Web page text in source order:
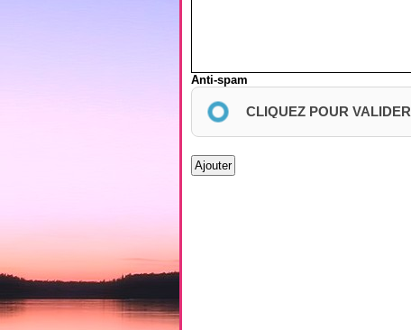
Anti-spam
CLIQUEZ POUR VALIDER